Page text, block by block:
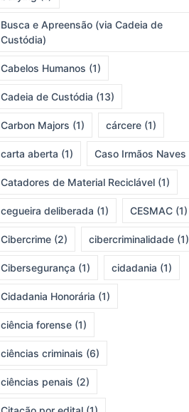
Busca e Apreensão (via Cadeia de
Custódia)
Cabelos Humanos (1)
Cadeia de Custódia (13)
Carbon Majors (1) cárcere(1)
carta aberta (1) Caso Irmãos Naves
Catadores de Material Reciclável(1)
cegueira deliberada (1) CESMAC(1)
Cibercrime(2) cibercriminalidade(1)
Cibersegurança (1) cidadania (1)
Cidadania Honorária (1)
ciência forense(1)
ciências criminais (6)
ciências penais (2)